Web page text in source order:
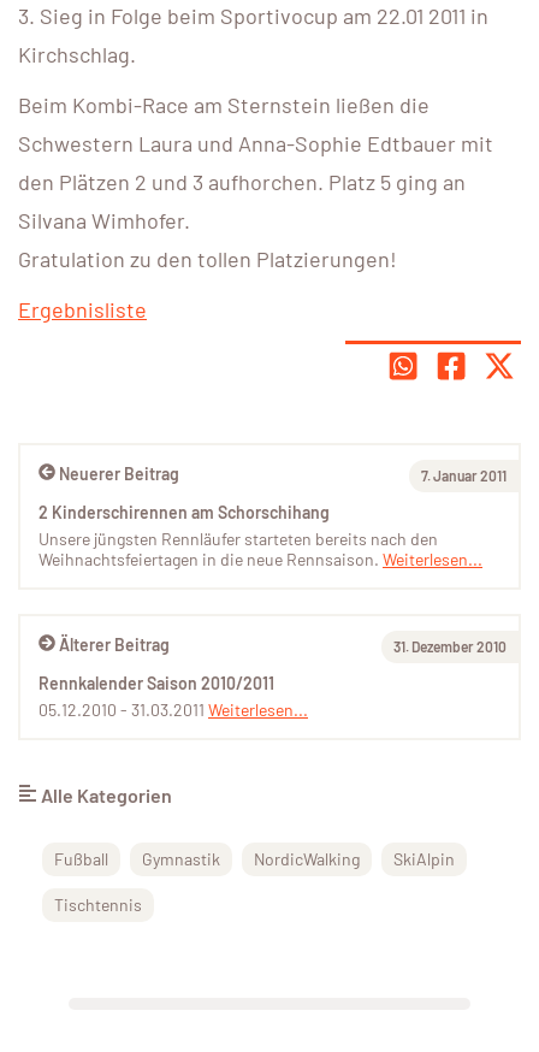
3. Sieg in Folge beim Sportivocup am 22.01 2011 in
Kirchschlag.
Beim Kombi-Race am Sternstein ließen die
Schwestern Laura und Anna-Sophie Edtbauer mit
den Plätzen 2 und 3 aufhorchen. Platz 5 ging an
Silvana Wimhofer.
Gratulation zu den tollen Platzierungen!
Ergebnisliste
Älterer Beitrag 31. Dezember 2010
Rennkalender Saison 2010/2011
05.12.2010 - 31.03.2011 Weiterlesen...
Neuerer Beitrag 7. Januar 2011
2 Kinderschirennen am Schorschihang
Unsere jüngsten Rennläufer starteten bereits nach den
Weihnachtsfeiertagen in die neue Rennsaison. Weiterlesen...
Alle Kategorien
Fußball Gymnastik NordicWalking SkiAlpin
Tischtennis